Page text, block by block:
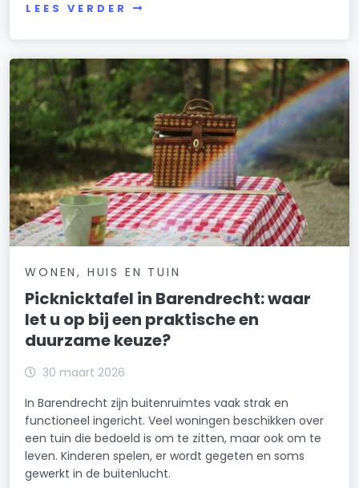
LEES VERDER
WONEN, HUIS EN TUIN
Picknicktafel in Barendrecht: waar
let u op bij een praktische en
duurzame keuze?
30 maart 2026
In Barendrecht zijn buitenruimtes vaak strak en
functioneel ingericht. Veel woningen beschikken over
een tuin die bedoeld is om te zitten, maar ook om te
leven. Kinderen spelen, er wordt gegeten en soms
gewerkt in de buitenlucht.